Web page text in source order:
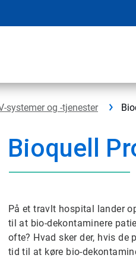
systemer og -tjenester
Bioquell
På et travlt hospital lander
til at bio-dekontaminere
ofte? Hvad sker der, hvis de
tid til at køre bio-